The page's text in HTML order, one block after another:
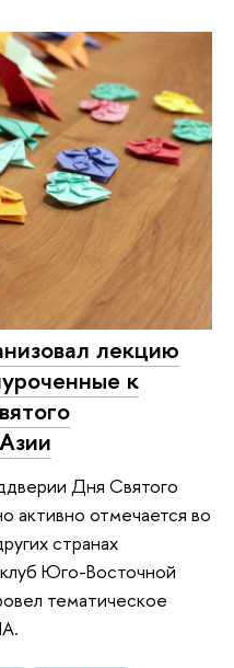
лекцию
к
Дня Святого
активно отмечается во
странах
Юго-Восточной
тематическое